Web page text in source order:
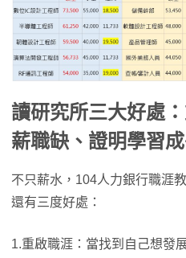
讀研究所三大好處
薪職缺、證明學習
不只薪水，104人力銀行職涯
還有三度好處：
1.重啟職涯：當找到自己想發